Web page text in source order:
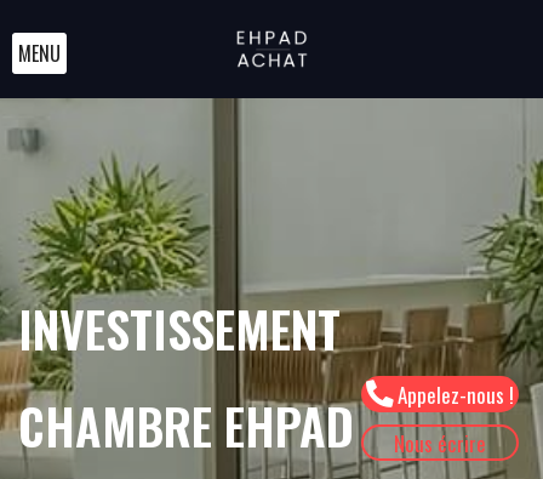
Appelez-nous !
Nous écrire
MENU
INVESTISSEMENT
CHAMBRE EHPAD